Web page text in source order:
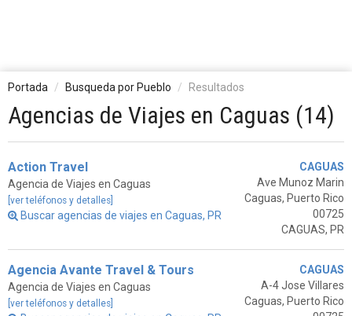
Portada Busqueda por Pueblo Resultados
Agencias de Viajes en Caguas (14)
Action Travel
Agencia de Viajes en Caguas
[ver teléfonos y detalles]
Buscar agencias de viajes en Caguas, PR
CAGUAS
Ave Munoz Marin
Caguas, Puerto Rico
00725
CAGUAS, PR
Agencia Avante Travel & Tours
Agencia de Viajes en Caguas
[ver teléfonos y detalles]
CAGUAS
A-4 Jose Villares
Caguas, Puerto Rico